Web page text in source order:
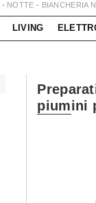
- NOTTE - BIANCHERIA
LIVING
Living
piumini